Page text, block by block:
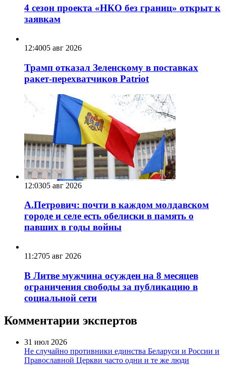
4 сезон проекта «НКО без границ» открыт к
заявкам
12:4005 авг 2026
Трамп отказал Зеленскому в поставках
ракет-перехватчиков Patriot
12:0305 авг 2026
А.Петрович: почти в каждом молдавском
городе и селе есть обелиски в память о
павших в годы войны
11:2705 авг 2026
В Литве мужчина осужден на 8 месяцев
ограничения свободы за публикацию в
социальной сети
Комментарии экспертов
31 июл 2026
Не случайно противники единства Беларуси и России и
Православной Церкви часто одни и те же люди